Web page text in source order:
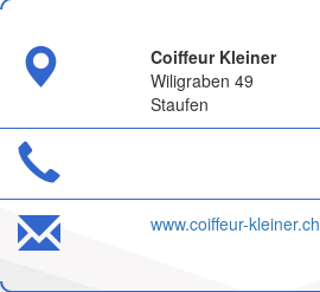
Coiffeur Kleiner
Wiligraben 49
Staufen
www.coiffeur-kleiner.ch